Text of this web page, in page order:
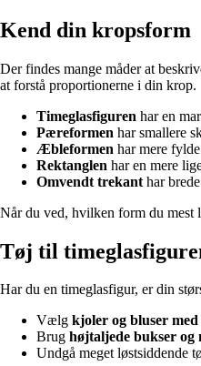
Kend din kropsform
Der findes mange måder at
at forstå proportionerne i din krop.
Timeglasfiguren har en
Pæreformen har smallere
Æbleformen har mere
Rektanglen har en mere
Omvendt trekant har
Når du ved, hvilken form du mest
Tøj til
Har du en timeglasfigur, er din
Vælg kjoler og bluser
Brug højtaljede bukser og
Undgå meget løstsiddende